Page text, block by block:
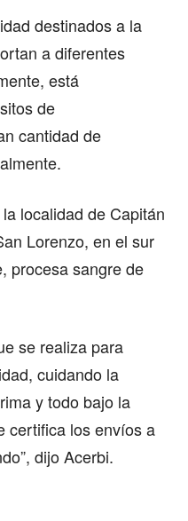
destinados a la
a diferentes
está
de
cantidad de
localidad de Capitán
Lorenzo, en el sur
procesa sangre de
se realiza para
cuidando la
y todo bajo la
certifica los envíos a
dijo Acerbi.